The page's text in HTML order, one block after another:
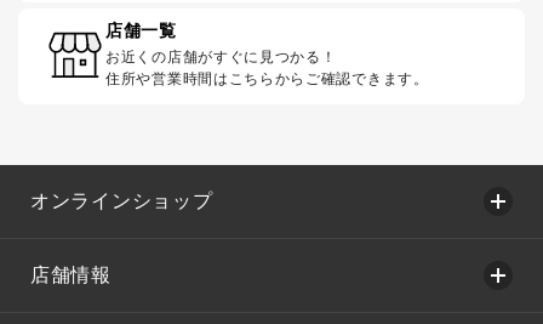
店舗一覧
お近くの店舗がすぐに見つかる！
住所や営業時間はこちらからご確認できます。
オンラインショップ
店舗情報